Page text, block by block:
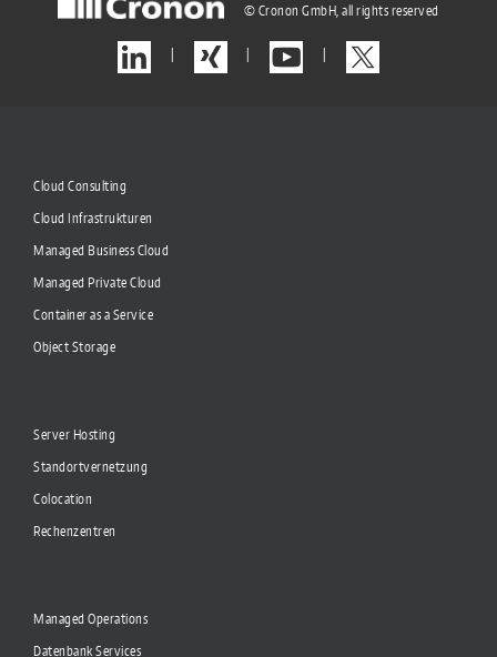
© Cronon GmbH, all rights reserved
Cloud Consulting
Cloud Infrastrukturen
Managed Business Cloud
Managed Private Cloud
Container as a Service
Object Storage
Server Hosting
Standortvernetzung
Colocation
Rechenzentren
Managed Operations
Datenbank Services